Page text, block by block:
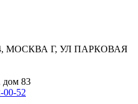
МОСКВА Г, УЛ ПАРКОВАЯ
дом 83
00-52